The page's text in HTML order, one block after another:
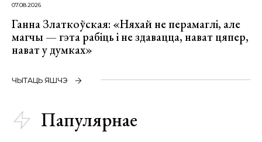
07.08.2026
Ганна Златкоўская: «Няхай не перамаглі, але
магчы — гэта рабіць і не здавацца, нават цяпер,
нават у думках»
ЧЫТАЦЬ ЯШЧЭ
Папулярнае